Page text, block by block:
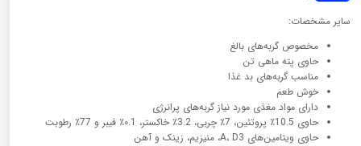
سایر مشخصات:
مخصوص گربه‌های بالغ
حاوی پته ماهی تن
مناسب گربه‌های بد غذا
خوش طعم
دارای مواد مغذی مورد نیاز گربه‌های پرانرژی
حاوی 10.5٪ پروتئین، 7٪ چربی، 3.2٪ خاکستر، ۰.1٪ فیبر و 77٪ رطوبت
حاوی ویتامین‌های A، D3، منیزیم، زینک و آهن